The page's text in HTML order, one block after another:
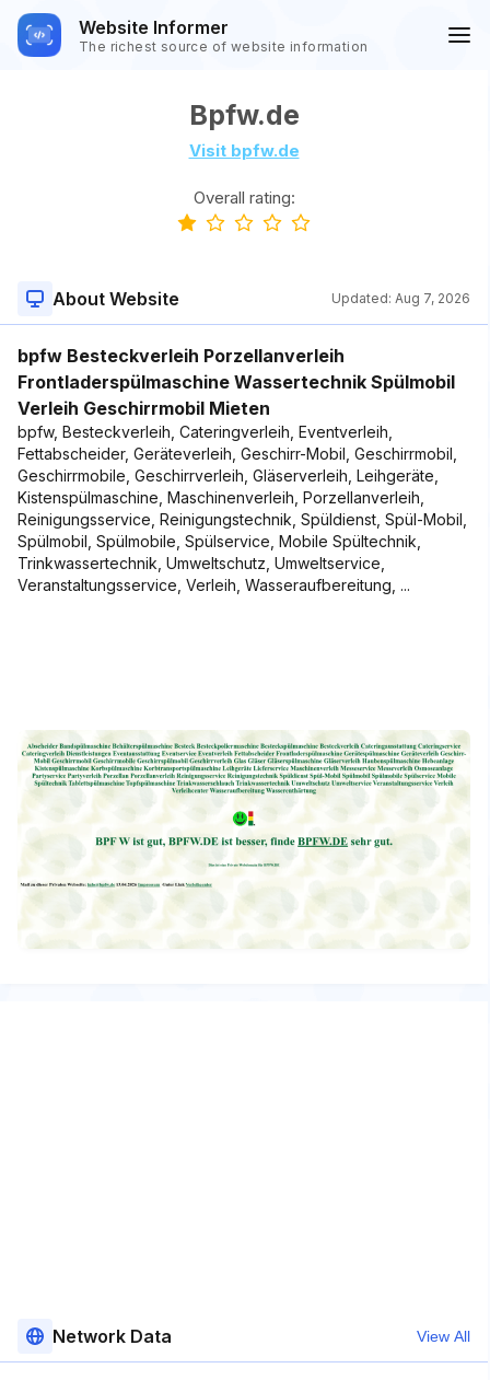
Website Informer
The richest source of website information
Bpfw.de
Visit bpfw.de
Overall rating:
About Website Updated: Aug 7, 2026
bpfw Besteckverleih Porzellanverleih
Frontladerspülmaschine Wassertechnik Spülmobil
Verleih Geschirrmobil Mieten
bpfw, Besteckverleih, Cateringverleih, Eventverleih,
Fettabscheider, Geräteverleih, Geschirr-Mobil, Geschirrmobil,
Geschirrmobile, Geschirrverleih, Gläserverleih, Leihgeräte,
Kistenspülmaschine, Maschinenverleih, Porzellanverleih,
Reinigungsservice, Reinigungstechnik, Spüldienst, Spül-Mobil,
Spülmobil, Spülmobile, Spülservice, Mobile Spültechnik,
Trinkwassertechnik, Umweltschutz, Umweltservice,
Veranstaltungsservice, Verleih, Wasseraufbereitung, ...
Network Data View All